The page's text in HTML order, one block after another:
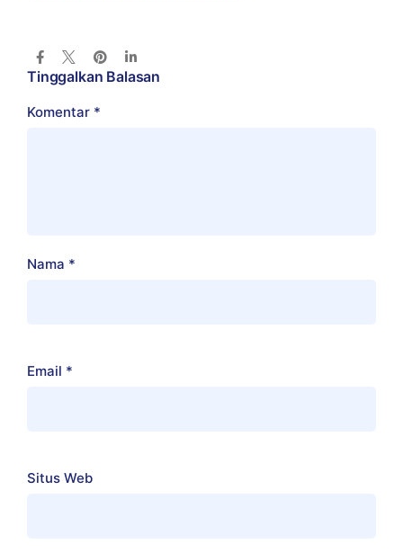
Tinggalkan Balasan
Komentar *
Nama *
Email *
Situs Web